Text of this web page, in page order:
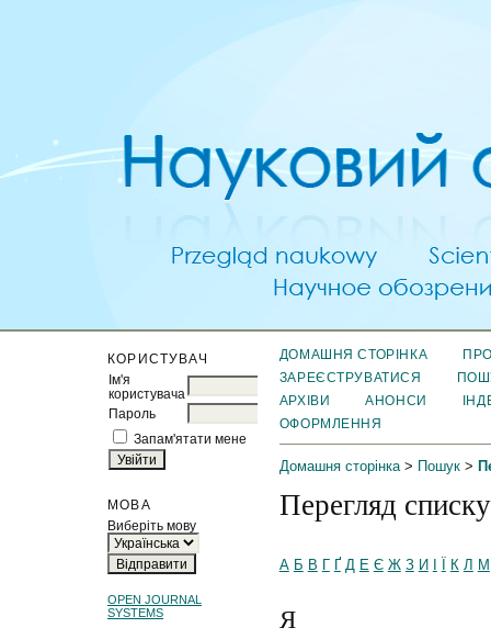
КОРИСТУВАЧ
Ім'я
користувача
Пароль
Запам'ятати мене
МОВА
Виберіть мову
OPEN JOURNAL
SYSTEMS
ДОМАШНЯ СТОРІНКА
ЗАРЕЄСТРУВАТИСЯ
АРХІВИ
АНОНСИ
ОФОРМЛЕННЯ
Домашня сторінка> Пошук>
Перегляд
А Б В Д Е Є Ж З И К Л М
Я